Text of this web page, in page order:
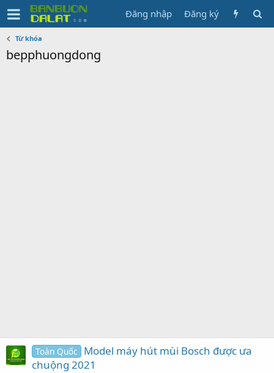
Đăng nhập Đăng ký
Từ khóa
bepphuongdong
Toàn Quốc
Model máy hút mùi Bosch được ưa
chuộng 2021